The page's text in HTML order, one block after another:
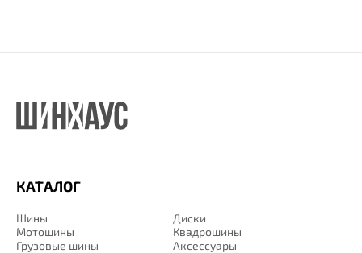
КАТАЛОГ
Шины
Диски
Мотошины
Квадрошины
Грузовые шины
Аксессуары